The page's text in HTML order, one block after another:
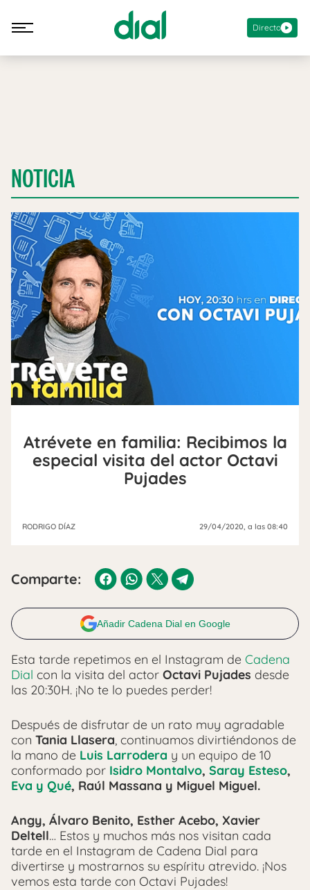
Directo
NOTICIA
Atrévete en familia: Recibimos la
especial visita del actor Octavi
Pujades
RODRIGO DÍAZ 29/04/2020 , a las 08:40
Comparte:
Añadir Cadena Dial en Google
Esta tarde repetimos en el Instagram de Cadena
Dial con la visita del actor Octavi Pujades desde
las 20:30H. ¡No te lo puedes perder!
Después de disfrutar de un rato muy agradable
con Tania Llasera, continuamos divirtiéndonos de
la mano de Luis Larrodera y un equipo de 10
conformado por Isidro Montalvo, Saray Esteso,
Eva y Qué, Raúl Massana y Miguel Miguel.
Angy, Álvaro Benito, Esther Acebo, Xavier
Deltell… Estos y muchos más nos visitan cada
tarde en el Instagram de Cadena Dial para
divertirse y mostrarnos su espíritu atrevido. ¡Nos
vemos esta tarde con Octavi Pujades!